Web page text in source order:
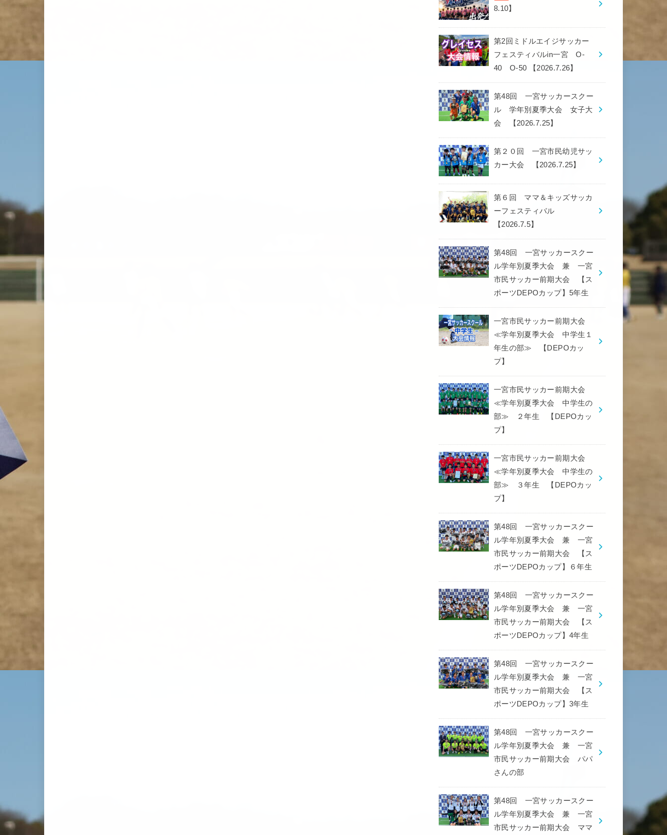
8.10】
第2回ミドルエイジサッカー
フェスティバルin一宮 O-
40 O-50 【2026.7.26】
第48回 一宮サッカースクー
ル 学年別夏季大会 女子大
会 【2026.7.25】
第２０回 一宮市民幼児サッ
カー大会 【2026.7.25】
第６回 ママ＆キッズサッカ
ーフェスティバル
【2026.7.5】
第48回 一宮サッカースクー
ル学年別夏季大会 兼 一宮
市民サッカー前期大会 【ス
ポーツDEPOカップ】5年生
一宮市民サッカー前期大会
≪学年別夏季大会 中学生１
年生の部≫ 【DEPOカッ
プ】
一宮市民サッカー前期大会
≪学年別夏季大会 中学生の
部≫ ２年生 【DEPOカッ
プ】
一宮市民サッカー前期大会
≪学年別夏季大会 中学生の
部≫ ３年生 【DEPOカッ
プ】
第48回 一宮サッカースクー
ル学年別夏季大会 兼 一宮
市民サッカー前期大会 【ス
ポーツDEPOカップ】６年生
第48回 一宮サッカースクー
ル学年別夏季大会 兼 一宮
市民サッカー前期大会 【ス
ポーツDEPOカップ】4年生
第48回 一宮サッカースクー
ル学年別夏季大会 兼 一宮
市民サッカー前期大会 【ス
ポーツDEPOカップ】3年生
第48回 一宮サッカースクー
ル学年別夏季大会 兼 一宮
市民サッカー前期大会 パパ
さんの部
第48回 一宮サッカースクー
ル学年別夏季大会 兼 一宮
市民サッカー前期大会 ママ